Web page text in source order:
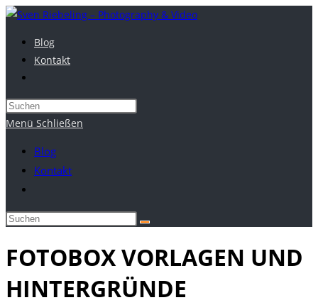
Zum
springen
Blog
Kontakt
umschalten
Menü Schließen
Blog
Kontakt
Suche
umschalten
FOTOBOX VORLAGEN UND
HINTERGRÜNDE